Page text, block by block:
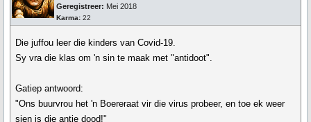
Geregistreer: Mei 2018
Karma: 22
Die juffou leer die kinders van Covid-19.
Sy vra die klas om 'n sin te maak met "antidoot".
Gatiep antwoord:
"Ons buurvrou het 'n Boereraat vir die virus probeer, en toe ek weer
sien is die antie dood!"